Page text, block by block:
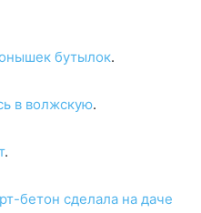
бутылок.
в волжскую.
.
бетон сделала на даче